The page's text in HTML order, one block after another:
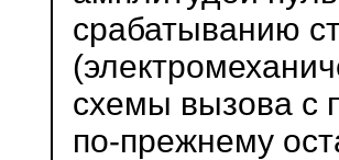
срабатыванию
схемы вызова с
по-прежнему